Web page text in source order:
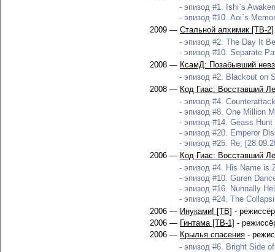
- эпизод #1. Ishi`s
- эпизод #10. Aoi`s
2009 — Стальной алхимик [ТВ-2]
- эпизод #2. The Day It
- эпизод #10. Separate
2008 — КсамД: Позабывший
- эпизод #2. Blackout on
2008 — Код Гиас: Восставший
- эпизод #4.
- эпизод #8. One Million
- эпизод #14. Geass
- эпизод #20. Emperor
- эпизод #25. Re;
2006 — Код Гиас: Восставший
- эпизод #4. His Name is
- эпизод #10. Guren
- эпизод #16. Nunnally
- эпизод #24. The
2006 — Инуками! [ТВ] -
2006 — Гинтама [ТВ-1] -
2006 — Крылья спасения -
- эпизод #6. Bright Side